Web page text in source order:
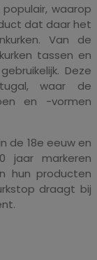
waarop
dat daar het
Van de
tassen en
Deze
waar de
en -vormen
de 18e eeuw en
jaar markeren
hun producten
draagt ​​bij